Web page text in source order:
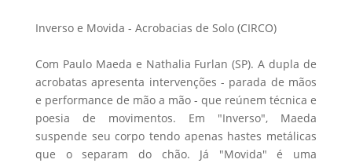
Inverso e Movida - Acrobacias de Solo (CIRCO)
Com Paulo Maeda e Nathalia Furlan (SP). A dupla de
acrobatas apresenta intervenções - parada de mãos
e performance de mão a mão - que reúnem técnica e
poesia de movimentos. Em "Inverso", Maeda
suspende seu corpo tendo apenas hastes metálicas
que o separam do chão. Já "Movida" é uma